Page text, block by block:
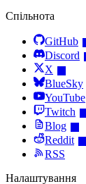
Спільнота
GitHub
Discord
X
BlueSky
YouTube
Twitch
Blog
Reddit
RSS
Налаштування